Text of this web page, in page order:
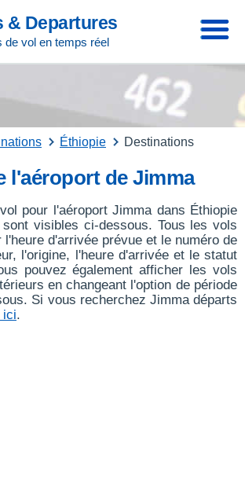
& Departures
de vol en temps réel
Éthiopie Destinations
l'aéroport de Jimma
pour l'aéroport Jimma dans Éthiopie
visibles ci-dessous. Tous les vols
l'heure d'arrivée prévue et le numéro de
l'origine, l'heure d'arrivée et le statut
pouvez également afficher les vols
en changeant l'option de période
Si vous recherchez Jimma départs
ici.